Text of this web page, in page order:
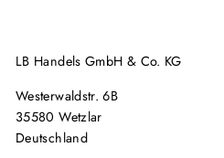
LB Handels GmbH & Co. KG
Westerwaldstr. 6B
35580 Wetzlar
Deutschland